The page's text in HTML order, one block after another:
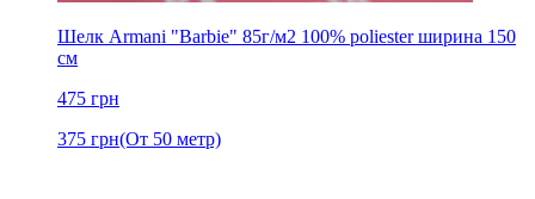
Шелк Armani "Barbie" 85г/м2 100% poliester ширина 150
см
475 грн
375 грн(От 50 метр)